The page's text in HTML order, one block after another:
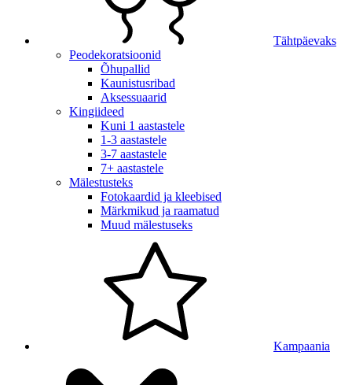
Tähtpäevaks
Peodekoratsioonid
Õhupallid
Kaunistusribad
Aksessuaarid
Kingiideed
Kuni 1 aastastele
1-3 aastastele
3-7 aastastele
7+ aastastele
Mälestusteks
Fotokaardid ja kleebised
Märkmikud ja raamatud
Muud mälestuseks
Kampaania